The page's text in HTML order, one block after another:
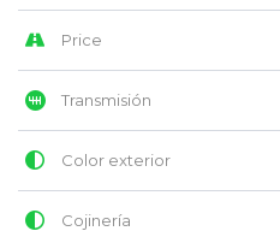
Price
Transmisión
Color exterior
Cojinería